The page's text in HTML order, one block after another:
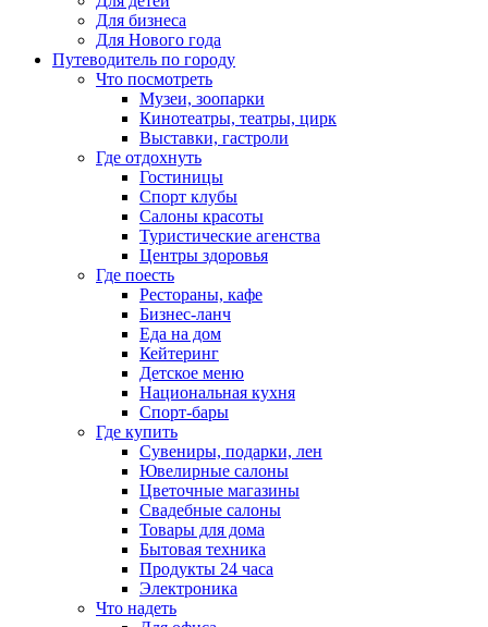
Для бизнеса
Для Нового года
Путеводитель по городу
Что посмотреть
Музеи, зоопарки
Кинотеатры, театры, цирк
Выставки, гастроли
Где отдохнуть
Гостиницы
Спорт клубы
Салоны красоты
Туристические агенства
Центры здоровья
Где поесть
Рестораны, кафе
Бизнес-ланч
Еда на дом
Кейтеринг
Детское меню
Национальная кухня
Спорт-бары
Где купить
Сувениры, подарки, лен
Ювелирные салоны
Цветочные магазины
Свадебные салоны
Товары для дома
Бытовая техника
Продукты 24 часа
Электроника
Что надеть